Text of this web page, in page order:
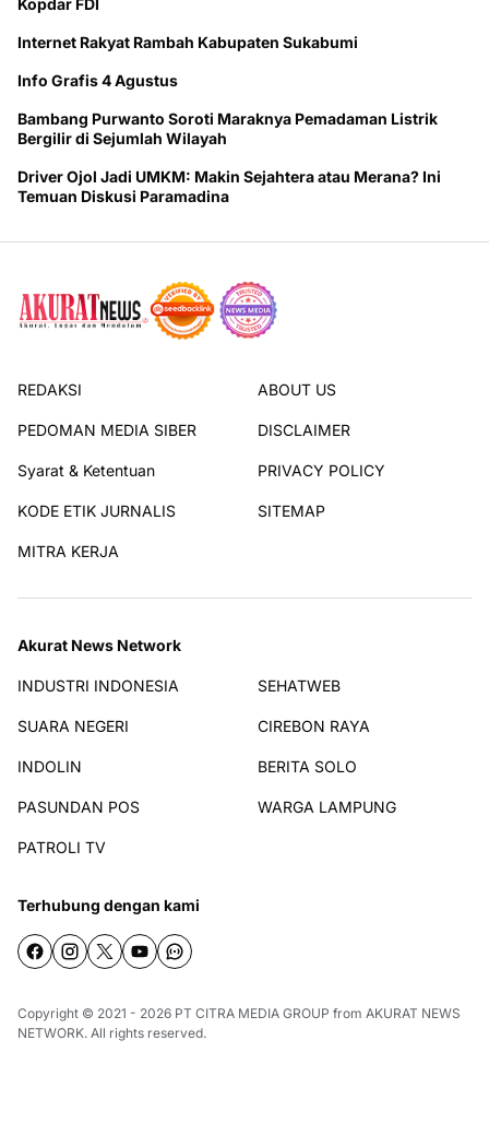
Kopdar FDI
Internet Rakyat Rambah Kabupaten Sukabumi
Info Grafis 4 Agustus
Bambang Purwanto Soroti Maraknya Pemadaman Listrik
Bergilir di Sejumlah Wilayah
Driver Ojol Jadi UMKM: Makin Sejahtera atau Merana? Ini
Temuan Diskusi Paramadina
REDAKSI ABOUT US
PEDOMAN MEDIA SIBER DISCLAIMER
Syarat & Ketentuan PRIVACY POLICY
KODE ETIK JURNALIS SITEMAP
MITRA KERJA
Akurat News Network
INDUSTRI INDONESIA SEHATWEB
SUARA NEGERI CIREBON RAYA
INDOLIN BERITA SOLO
PASUNDAN POS WARGA LAMPUNG
PATROLI TV
Terhubung dengan kami
Copyright © 2021 - 2026 PT CITRA MEDIA GROUP from AKURAT NEWS
NETWORK. All rights reserved.